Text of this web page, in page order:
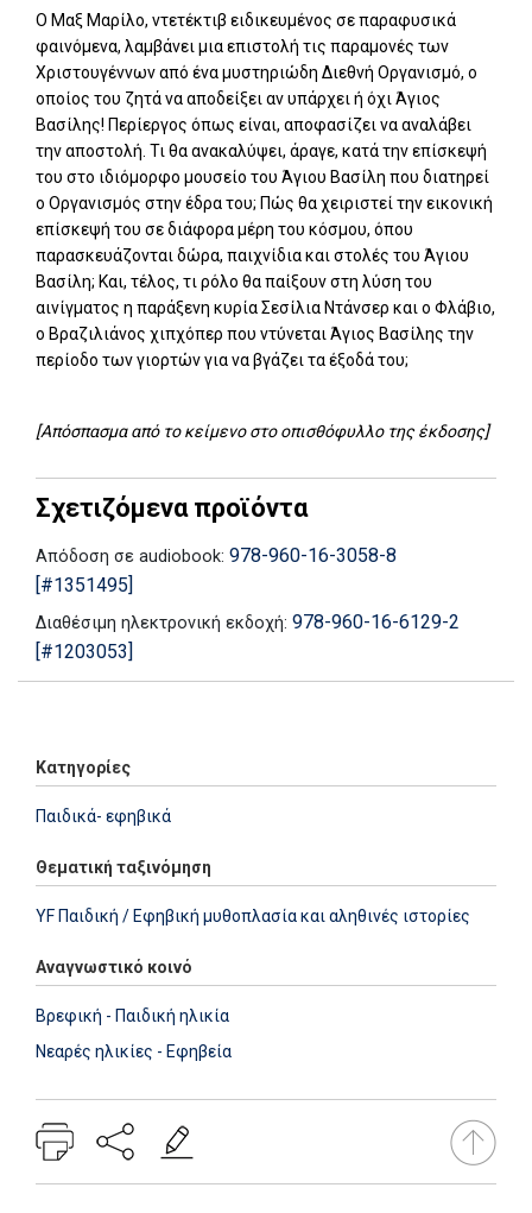
Ο Μαξ Μαρίλο, ντετέκτιβ ειδικευμένος σε παραφυσικά
φαινόμενα, λαμβάνει μια επιστολή τις παραμονές των
Χριστουγέννων από ένα μυστηριώδη Διεθνή Οργανισμό, ο
οποίος του ζητά να αποδείξει αν υπάρχει ή όχι Άγιος
Βασίλης! Περίεργος όπως είναι, αποφασίζει να αναλάβει
την αποστολή. Τι θα ανακαλύψει, άραγε, κατά την επίσκεψή
του στο ιδιόμορφο μουσείο του Άγιου Βασίλη που διατηρεί
ο Οργανισμός στην έδρα του; Πώς θα χειριστεί την εικονική
επίσκεψή του σε διάφορα μέρη του κόσμου, όπου
παρασκευάζονται δώρα, παιχνίδια και στολές του Άγιου
Βασίλη; Και, τέλος, τι ρόλο θα παίξουν στη λύση του
αινίγματος η παράξενη κυρία Σεσίλια Ντάνσερ και ο Φλάβιο,
ο Βραζιλιάνος χιπχόπερ που ντύνεται Άγιος Βασίλης την
περίοδο των γιορτών για να βγάζει τα έξοδά του;
[Απόσπασμα από το κείμενο στο οπισθόφυλλο της έκδοσης]
Σχετιζόμενα προϊόντα
Απόδοση σε audiobook: 978-960-16-3058-8
[#1351495]
Διαθέσιμη ηλεκτρονική εκδοχή: 978-960-16-6129-2
[#1203053]
Κατηγορίες
Παιδικά- εφηβικά
Θεματική ταξινόμηση
YF Παιδική / Εφηβική μυθοπλασία και αληθινές ιστορίες
Αναγνωστικό κοινό
Βρεφική - Παιδική ηλικία
Νεαρές ηλικίες - Εφηβεία